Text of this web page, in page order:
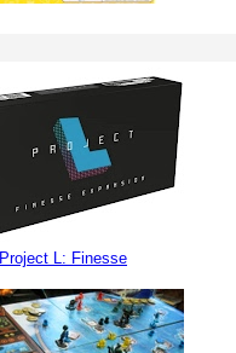
Project L: Finesse